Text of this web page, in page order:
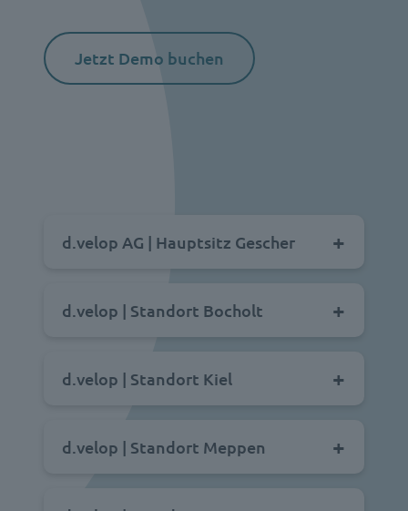
Jetzt Demo buchen
d.velop AG | Hauptsitz Gescher
d.velop | Standort Bocholt
d.velop | Standort Kiel
d.velop | Standort Meppen